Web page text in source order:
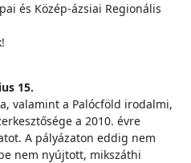
és Közép-ázsiai Regionális
15.
valamint a Palócföld irodalmi,
a 2010. évre
A pályázaton eddig nem
nem nyújtott, mikszáthi